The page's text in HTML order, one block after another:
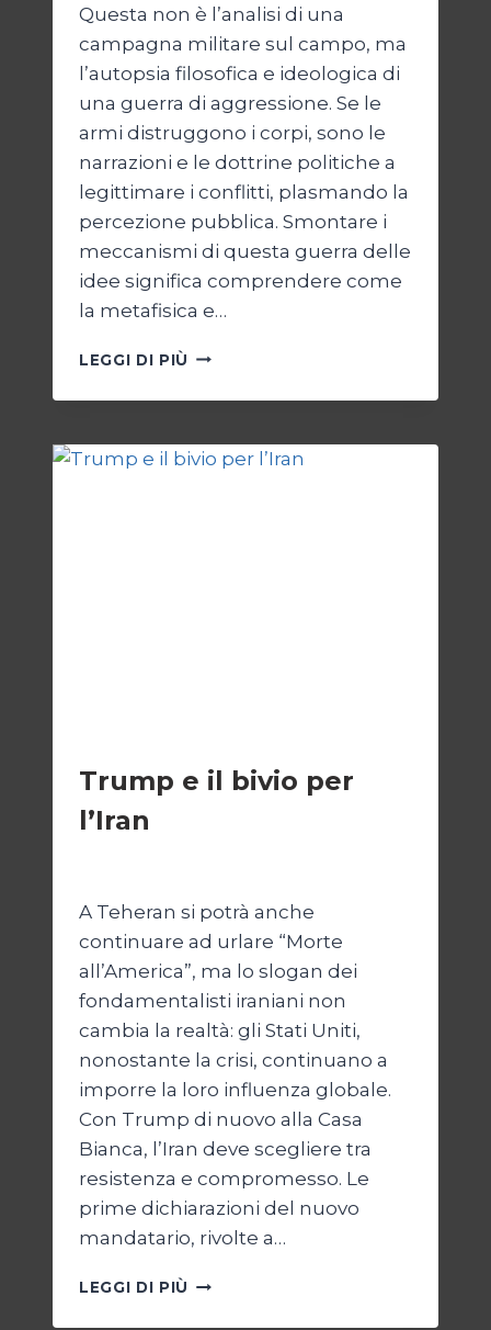
Questa non è l’analisi di una
campagna militare sul campo, ma
l’autopsia filosofica e ideologica di
una guerra di aggressione. Se le
armi distruggono i corpi, sono le
narrazioni e le dottrine politiche a
legittimare i conflitti, plasmando la
percezione pubblica. Smontare i
meccanismi di questa guerra delle
idee significa comprendere come
la metafisica e…
LEGGI DI PIÙ AUTOPSIA
UN
“KATECHON”
COME
Trump e il bivio per
l’Iran
A Teheran si potrà anche
continuare ad urlare “Morte
all’America”, ma lo slogan dei
fondamentalisti iraniani non
cambia la realtà: gli Stati Uniti,
nonostante la crisi, continuano a
imporre la loro influenza globale.
Con Trump di nuovo alla Casa
Bianca, l’Iran deve scegliere tra
resistenza e compromesso. Le
prime dichiarazioni del nuovo
mandatario, rivolte a…
LEGGI DI PIÙ TRUMP